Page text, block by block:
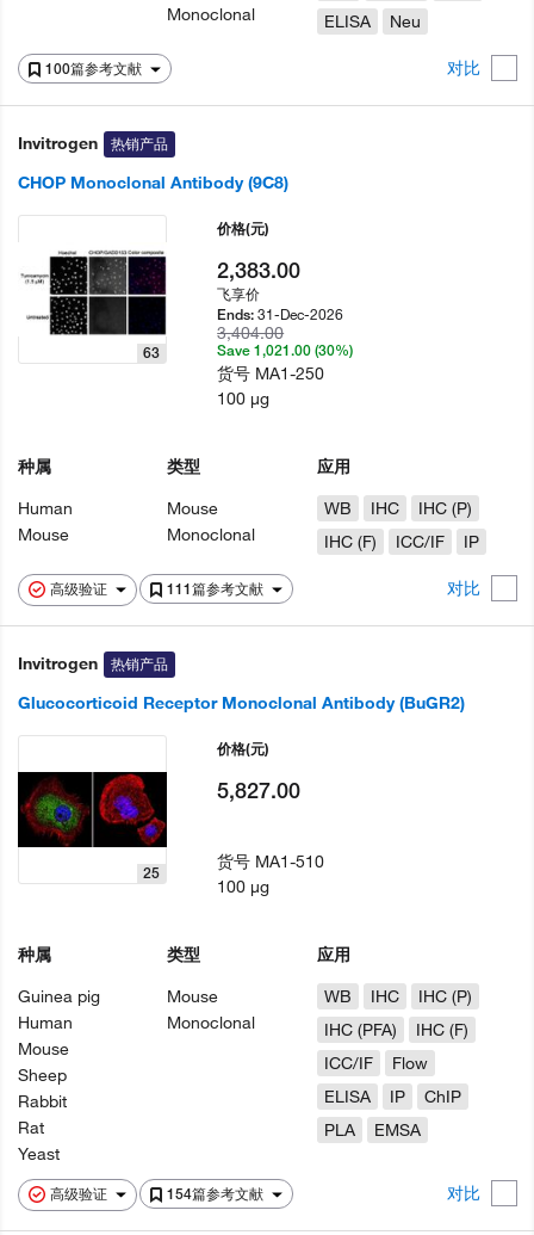
100篇参考文献 对比
Monoclonal
ELISA
Neu
Invitrogen 热销产品
CHOP Monoclonal Antibody (9C8)
高级验证 111篇参考文献 对比
63
种属
Human
Mouse
类型
Mouse
Monoclonal
应用
WB
IHC
IHC (P)
IHC (F)
ICC/IF IP
价格(元)
2,383.00
飞享价
Ends:31-Dec-2026
3,404.00
Save 1,021.00 (30%)
货号 MA1-250
100 µg
Invitrogen 热销产品
Glucocorticoid Receptor Monoclonal Antibody (BuGR2)
高级验证 154篇参考文献 对比
25
种属
Guinea pig
Human
Mouse
Sheep
Rabbit
Rat
Yeast
类型
Mouse
Monoclonal
应用
WB
IHC
IHC (P)
IHC (PFA)
IHC (F)
ICC/IF
Flow
ELISA
IP
ChIP
PLA
EMSA
价格(元)
5,827.00
货号 MA1-510
100 µg